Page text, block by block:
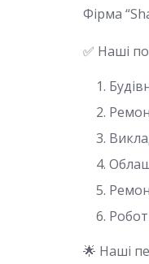
Фірма
✅ Наші
🌟 Наші